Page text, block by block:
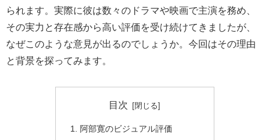
られます。実際に彼は数々のドラマや映画で主演を務め、
その実力と存在感から高い評価を受け続けてきましたが、
なぜこのような意見が出るのでしょうか。今回はその理由
と背景を探ってみます。
目次
阿部寛のビジュアル評価